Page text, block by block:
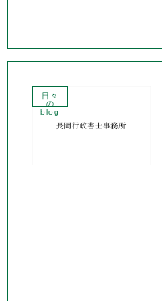
日々
の
blog